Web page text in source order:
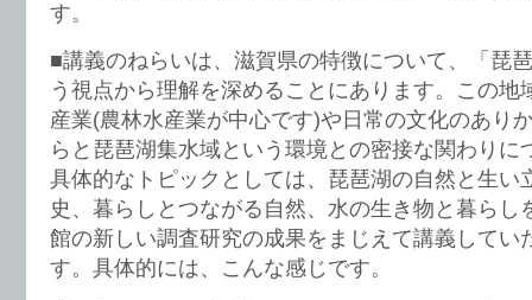
す。
■講義のねらいは、滋賀県の特徴について、「琵
う視点から理解を深めることにあります。この地
産業(農林水産業が中心です)や日常の文化のあり
らと琵琶湖集水域という環境との密接な関わりに
具体的なトピックとしては、琵琶湖の自然と生い
史、暮らしとつながる自然、水の生き物と暮らし
館の新しい調査研究の成果をまじえて講義してい
す。具体的には、こんな感じです。